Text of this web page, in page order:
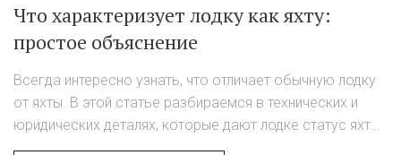
Что характеризует лодку как яхту:
простое объяснение
Всегда интересно узнать, что отличает обычную лодку
от яхты. В этой статье разбираемся в технических и
юридических деталях, которые дают лодке статус яхты.
Расскажем про основные критерии, дадим реальные